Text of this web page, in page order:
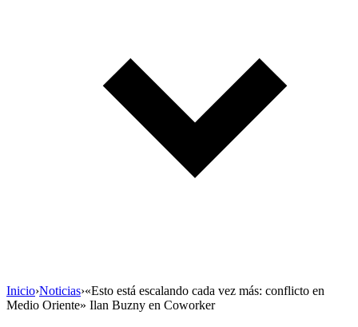
Inicio›Noticias›«Esto está escalando cada vez más: conflicto en
Medio Oriente» Ilan Buzny en Coworker